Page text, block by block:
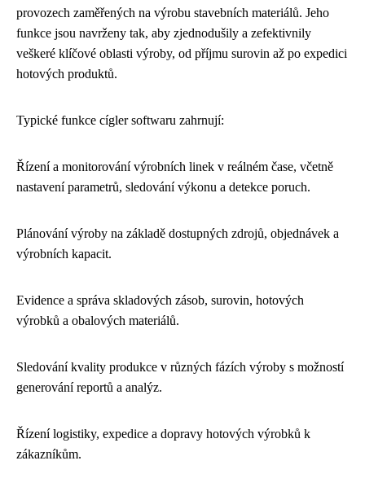
provozech zaměřených na výrobu stavebních materiálů. Jeho
funkce jsou navrženy tak, aby zjednodušily a zefektivnily
veškeré klíčové oblasti výroby, od příjmu surovin až po expedici
hotových produktů.
Typické funkce cígler softwaru zahrnují:
Řízení a monitorování výrobních linek v reálném čase, včetně
nastavení parametrů, sledování výkonu a detekce poruch.
Plánování výroby na základě dostupných zdrojů, objednávek a
výrobních kapacit.
Evidence a správa skladových zásob, surovin, hotových
výrobků a obalových materiálů.
Sledování kvality produkce v různých fázích výroby s možností
generování reportů a analýz.
Řízení logistiky, expedice a dopravy hotových výrobků k
zákazníkům.